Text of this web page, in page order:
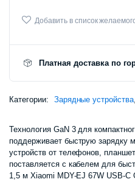
C
Добавить в список
Платная доставка по
Категории: Зарядные устройства
Технология GaN 3 для
поддерживает быструю зарядку
устройств от телефонов,
поставляется с кабелем для
1,5 м Xiaomi MDY-EJ 67W USB-C